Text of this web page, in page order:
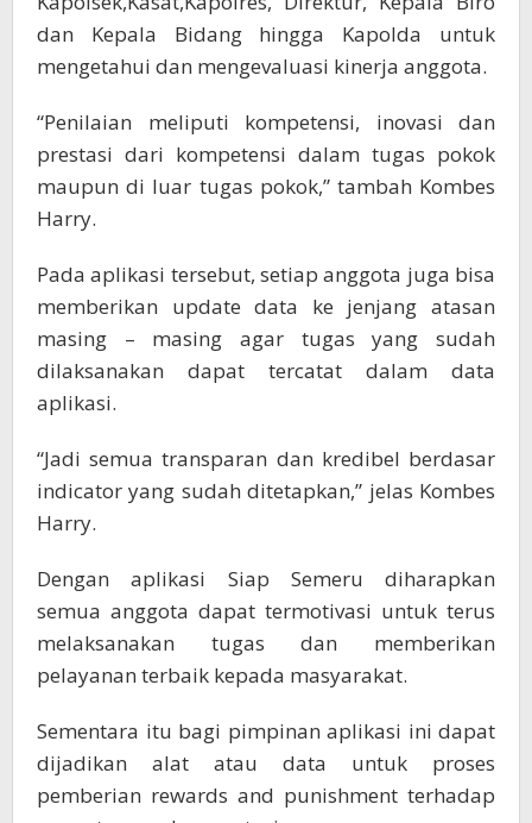
dan Kepala Bidang hingga Kapolda untuk
mengetahui dan mengevaluasi kinerja anggota.
“Penilaian meliputi kompetensi, inovasi dan
prestasi dari kompetensi dalam tugas pokok
maupun di luar tugas pokok,” tambah Kombes
Harry.
Pada aplikasi tersebut, setiap anggota juga bisa
memberikan update data ke jenjang atasan
masing – masing agar tugas yang sudah
dilaksanakan dapat tercatat dalam data
aplikasi.
“Jadi semua transparan dan kredibel berdasar
indicator yang sudah ditetapkan,” jelas Kombes
Harry.
Dengan aplikasi Siap Semeru diharapkan
semua anggota dapat termotivasi untuk terus
melaksanakan tugas dan memberikan
pelayanan terbaik kepada masyarakat.
Sementara itu bagi pimpinan aplikasi ini dapat
dijadikan alat atau data untuk proses
pemberian rewards and punishment terhadap